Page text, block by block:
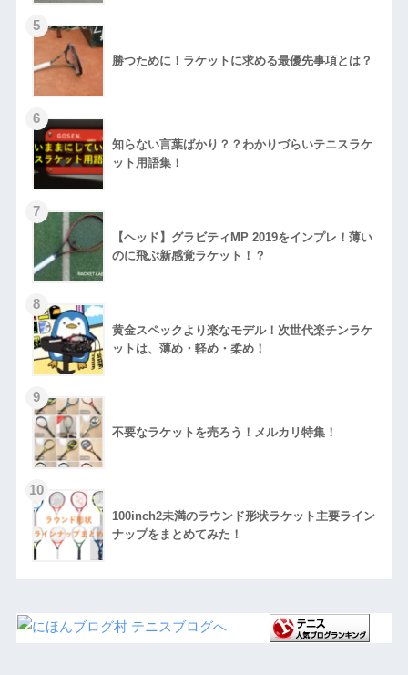
勝つために！ラケットに求める最優先事項とは？
知らない言葉ばかり？？わかりづらいテニスラケ
ット用語集！
【ヘッド】グラビティMP 2019をインプレ！薄い
のに飛ぶ新感覚ラケット！？
黄金スペックより楽なモデル！次世代楽チンラケ
ットは、薄め・軽め・柔め！
不要なラケットを売ろう！メルカリ特集！
100inch2未満のラウンド形状ラケット主要ライン
ナップをまとめてみた！